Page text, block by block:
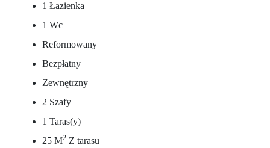
1 Łazienka
1 Wc
Reformowany
Bezpłatny
Zewnętrzny
2 Szafy
1 Taras(y)
25 M2 Z tarasu